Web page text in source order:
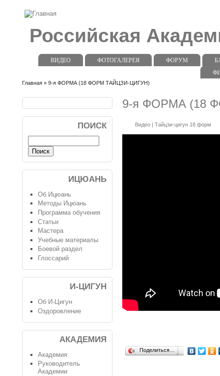
Российская
ВИДЕО ФОТОГАЛЕРЕЯ ФОРУМ
Главная » 9-я ФОРМА (18 ФОРМ ТАЙЦЗИ-ЦИГУН)
9-я ФОРМА (18
Видео |Тайцзи-цигун 18 форм
Поделиться…
ПОИСК
ИЦЮАНЬ
Об Ицюань
Методы Ицюань
Программа обучения
Статьи
Мастера
Учебные материалы
Боевой раздел
Глоссарий
И-ЦИГУН
Об И-Цигун
Оздоровление
АКАДЕМИЯ
Академия
Руководитель
Академии